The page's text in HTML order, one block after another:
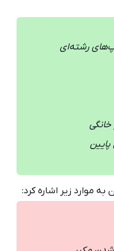
رشته‌ای
موارد زیر اشاره کرد: